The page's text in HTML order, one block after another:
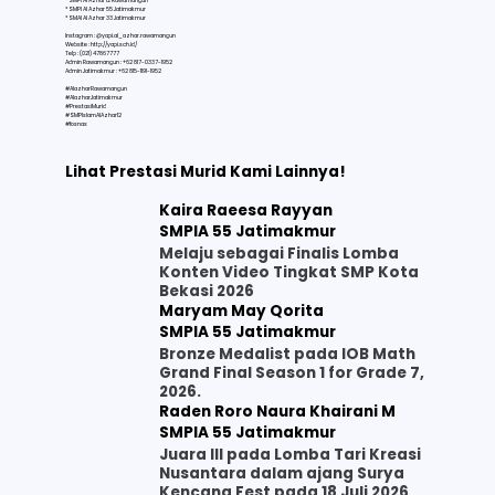
* SMPI Al Azhar 55 Jatimakmur
* SMAI Al Azhar 33 Jatimakmur
Instagram : @yapi.al_azhar.rawamangun
Website :http://yapi.sch.id/
Telp : (021) 47867777
Admin Rawamangun : +62 817-0337-1952
Admin Jatimakmur : +62 815-1191-1952
#AlazharRawamangun
#AlazharJatimakmur
#PrestasiMurid
#SMPIslamAlAzhar12
#fosnas
Lihat Prestasi Murid Kami Lainnya!
Kaira Raeesa Rayyan
SMPIA 55 Jatimakmur
Melaju sebagai Finalis Lomba
Konten Video Tingkat SMP Kota
Bekasi 2026
Maryam May Qorita
SMPIA 55 Jatimakmur
Bronze Medalist pada IOB Math
Grand Final Season 1 for Grade 7,
2026.
Raden Roro Naura Khairani M
SMPIA 55 Jatimakmur
Juara III pada Lomba Tari Kreasi
Nusantara dalam ajang Surya